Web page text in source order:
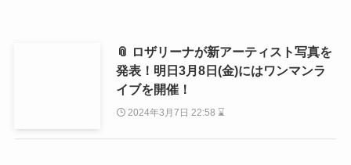
📎 ロザリーナが新アーティスト写真を
発表！明日3月8日(金)にはワンマンラ
イブを開催！
2024年3月7日 22:58 ⌛